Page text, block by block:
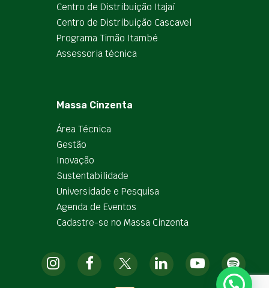
Centro de Distribuição Itajaí
Centro de Distribuição Cascavel
Programa Timão Itambé
Assessoria técnica
Massa Cinzenta
Área Técnica
Gestão
Inovação
Sustentabilidade
Universidade e Pesquisa
Agenda de Eventos
Cadastre-se no Massa Cinzenta